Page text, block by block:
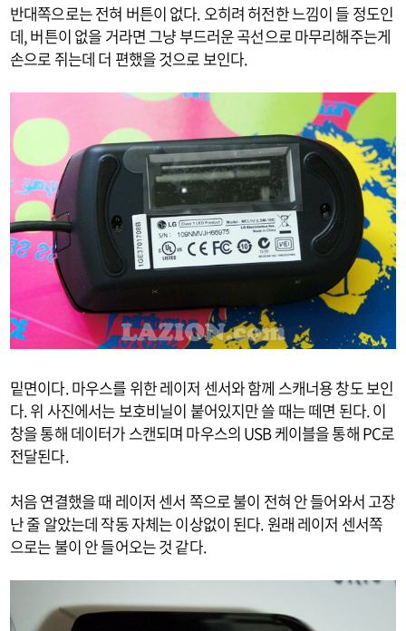
반대쪽으로는 전혀 버튼이 없다. 오히려 허전한 느낌이 들 정도인
데, 버튼이 없을 거라면 그냥 부드러운 곡선으로 마무리해주는게
손으로 쥐는데 더 편했을 것으로 보인다.
밑면이다. 마우스를 위한 레이저 센서와 함께 스캐너용 창도 보인
다. 위 사진에서는 보호비닐이 붙어있지만 쓸 때는 떼면 된다. 이
창을 통해 데이터가 스캔되며 마우스의 USB 케이블을 통해 PC로
전달된다.
처음 연결했을 때 레이저 센서 쪽으로 불이 전혀 안 들어와서 고장
난 줄 알았는데 작동 자체는 이상없이 된다. 원래 레이저 센서쪽
으로는 불이 안 들어오는 것 같다.